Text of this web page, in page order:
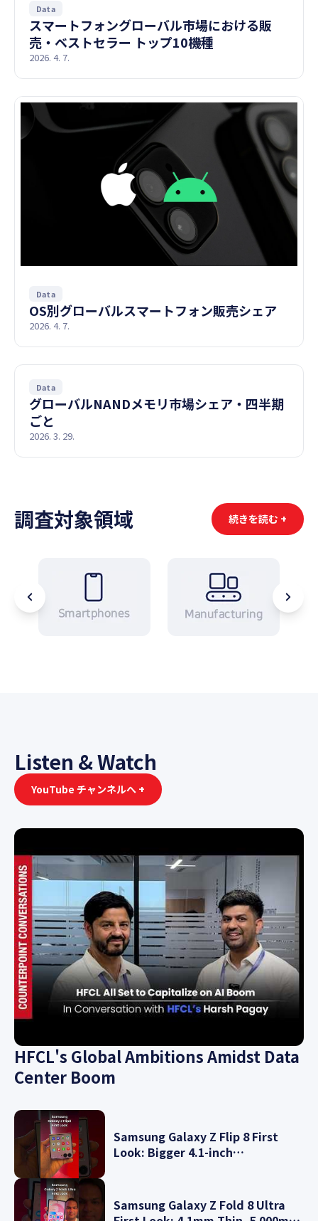
Data
スマートフォングローバル市場における販
売・ベストセラー トップ10機種
2026. 4. 7.
Data
OS別グローバルスマートフォン販売シェア
2026. 4. 7.
Data
グローバルNANDメモリ市場シェア・四半期
ごと
2026. 3. 29.
調査対象領域 続きを読む +
Listen & Watch
YouTube チャンネルへ +
HFCL's Global Ambitions Amidst Data
Center Boom
Samsung Galaxy Z Flip 8 First
Look: Bigger 4.1-inch
Samsung Galaxy Z Fold 8 Ultra